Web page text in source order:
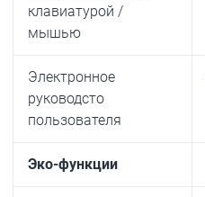
клавиатурой /
мышью
Электронное
руководсто
пользователя
Эко-функции